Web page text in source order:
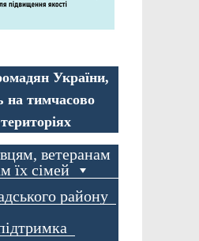
України,
на тимчасово
ветеранам
їх сімей
району